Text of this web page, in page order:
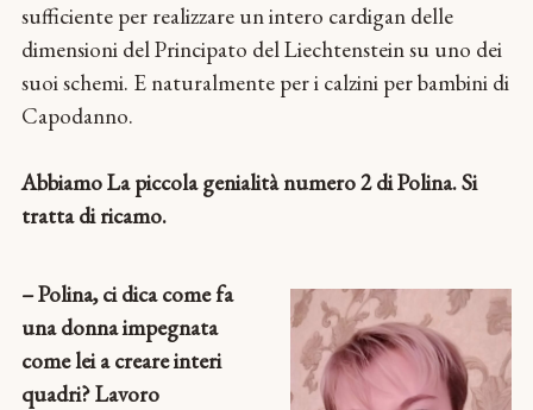
sufficiente per realizzare un intero cardigan delle
dimensioni del Principato del Liechtenstein su uno dei
suoi schemi. E naturalmente per i calzini per bambini di
Capodanno.
Abbiamo La piccola genialità numero 2 di Polina. Si
tratta di ricamo.
– Polina, ci dica come fa
una donna impegnata
come lei a creare interi
quadri? Lavoro